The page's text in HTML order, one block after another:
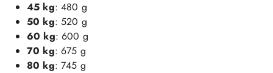
45 kg: 480 g
50 kg: 520 g
60 kg: 600 g
70 kg: 675 g
80 kg: 745 g